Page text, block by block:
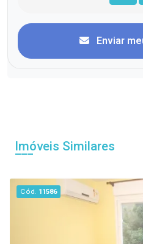
Enviar
Imóveis Similares
Cód. 11586